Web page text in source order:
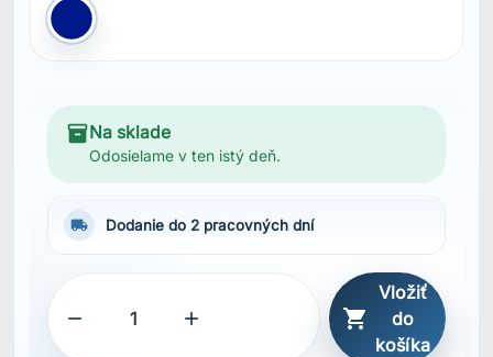
Modrá Navy
inventory_2Na sklade
Odosielame v ten istý deň.
local_shipping Dodanie do 2 pracovných dní
  
Vložiť
do
košíka